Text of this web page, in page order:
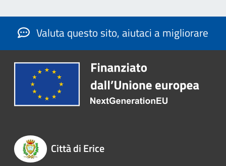
Valuta questo sito, aiutaci a migliorare
Città di Erice